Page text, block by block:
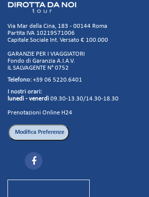
Via Mar della Cina, 183 - 00144 Roma
Partita IVA 10219571006
Capitale Sociale Int. Versato € 100.000
GARANZIE PER I VIAGGIATORI
Fondo di Garanzia A.I.A.V.
IL SALVAGENTE N° 0752
Telefono: +39 06 5220.6401
I nostri orari:
lunedì - venerdì 09.30-13.30/14.30-18.30
Prenotazioni Online H24